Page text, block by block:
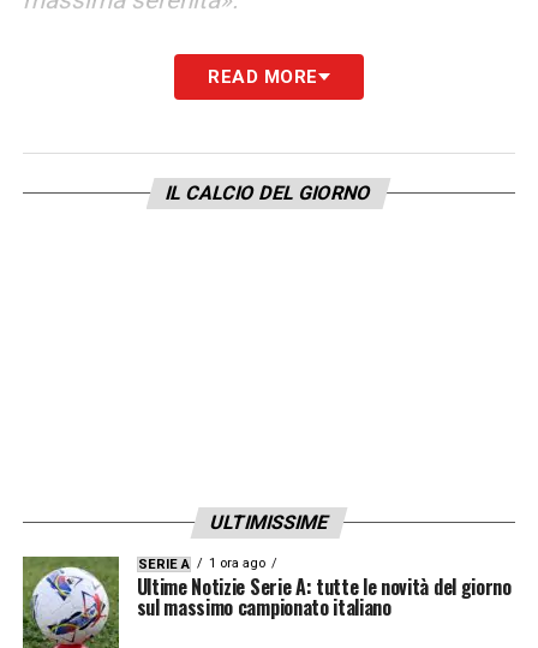
LA PLAYLIST DELLE NOSTRE TOP NEWS
READ MORE
IL CALCIO DEL GIORNO
ULTIMISSIME
SERIE A 1 ora ago
Ultime Notizie Serie A: tutte le novità del giorno
sul massimo campionato italiano